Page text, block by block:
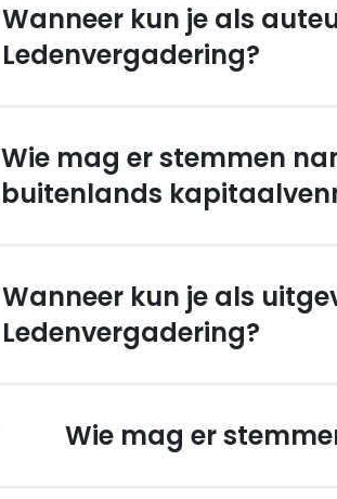
Wanneer kun je als
Ledenvergadering?
Wie mag er stemmen
buitenlands
Wanneer kun je als
Ledenvergadering?
Wie mag er